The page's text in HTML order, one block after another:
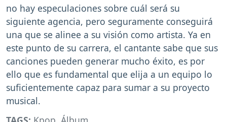
no hay especulaciones sobre cuál será su
siguiente agencia, pero seguramente conseguirá
una que se alinee a su visión como artista. Ya en
este punto de su carrera, el cantante sabe que sus
canciones pueden generar mucho éxito, es por
ello que es fundamental que elija a un equipo lo
suficientemente capaz para sumar a su proyecto
musical.